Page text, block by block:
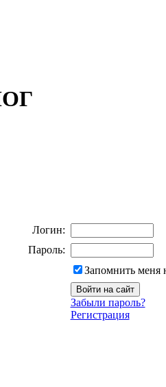
Логин:
Пароль:
Запомнить меня
Забыли пароль?
Регистрация